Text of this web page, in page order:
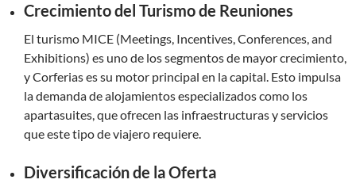
Crecimiento del Turismo de Reuniones
El turismo MICE (Meetings, Incentives, Conferences, and
Exhibitions) es uno de los segmentos de mayor crecimiento,
y Corferias es su motor principal en la capital. Esto impulsa
la demanda de alojamientos especializados como los
apartasuites, que ofrecen las infraestructuras y servicios
que este tipo de viajero requiere.
Diversificación de la Oferta